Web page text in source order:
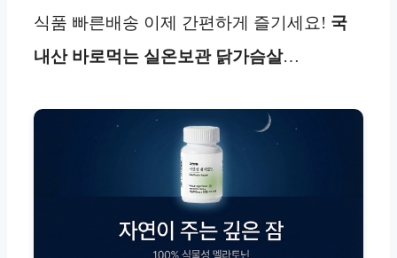
식품 빠른배송 이제 간편하게 즐기세요! 국
내산 바로먹는 실온보관 닭가슴살…